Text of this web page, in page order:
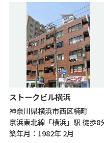
ストークビル横浜
神奈川県横浜市西区楠町
京浜東北線「横浜」駅 徒歩8
築年月：1982年 2月